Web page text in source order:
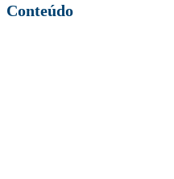
Conteúdo